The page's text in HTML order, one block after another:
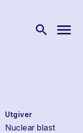
search menu
Utgiver
Nuclear blast